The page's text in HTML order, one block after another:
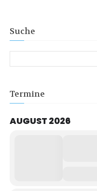
Suche
Termine
AUGUST 2026